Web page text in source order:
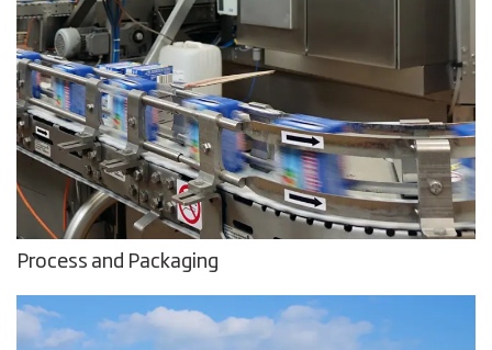
Process and Packaging